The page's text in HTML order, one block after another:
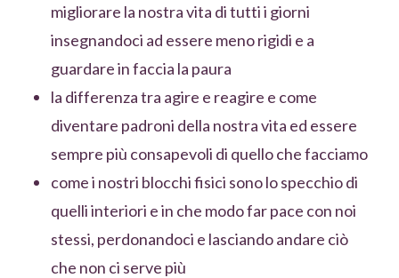
migliorare la nostra vita di tutti i giorni
insegnandoci ad essere meno rigidi e a
guardare in faccia la paura
la differenza tra agire e reagire e come
diventare padroni della nostra vita ed essere
sempre più consapevoli di quello che facciamo
come i nostri blocchi fisici sono lo specchio di
quelli interiori e in che modo far pace con noi
stessi, perdonandoci e lasciando andare ciò
che non ci serve più